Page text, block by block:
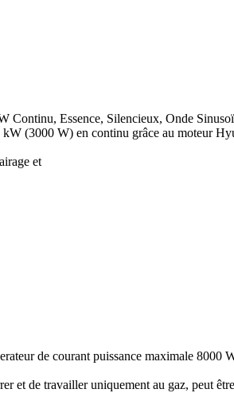
Continu, Essence, Silencieux, Onde
(3000 W) en continu grâce au moteur
et
de courant puissance maximale
et de travailler uniquement au gaz, peut